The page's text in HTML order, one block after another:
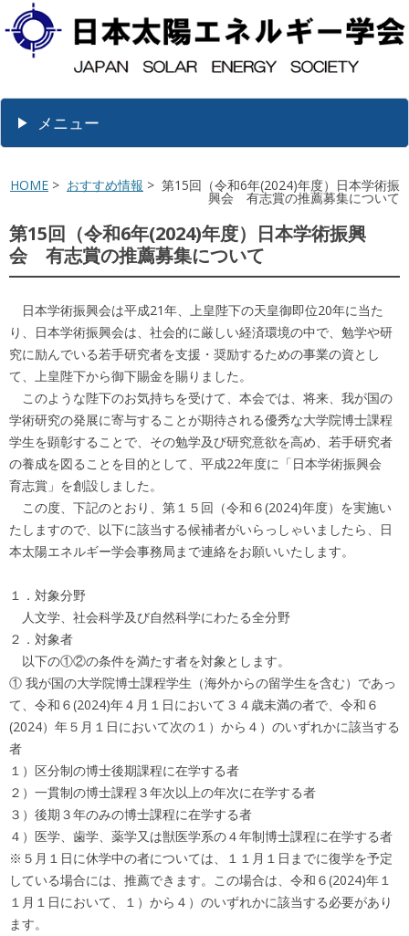
メニュー
HOME > おすすめ情報 > 第15回（令和6年(2024)年度）日本学術振
興会 有志賞の推薦募集について
第15回（令和6年(2024)年度）日本学術振興
会 有志賞の推薦募集について
日本学術振興会は平成21年、上皇陛下の天皇御即位20年に当た
り、日本学術振興会は、社会的に厳しい経済環境の中で、勉学や研
究に励んでいる若手研究者を支援・奨励するための事業の資とし
て、上皇陛下から御下賜金を賜りました。
このような陛下のお気持ちを受けて、本会では、将来、我が国の
学術研究の発展に寄与することが期待される優秀な大学院博士課程
学生を顕彰することで、その勉学及び研究意欲を高め、若手研究者
の養成を図ることを目的として、平成22年度に「日本学術振興会
育志賞」を創設しました。
この度、下記のとおり、第１５回（令和６(2024)年度）を実施い
たしますので、以下に該当する候補者がいらっしゃいましたら、日
本太陽エネルギー学会事務局まで連絡をお願いいたします。
１．対象分野
人文学、社会科学及び自然科学にわたる全分野
２．対象者
以下の①②の条件を満たす者を対象とします。
① 我が国の大学院博士課程学生（海外からの留学生を含む）であっ
て、令和６(2024)年４月１日において３４歳未満の者で、令和６
(2024）年５月１日において次の１）から４）のいずれかに該当する
者
１）区分制の博士後期課程に在学する者
２）一貫制の博士課程３年次以上の年次に在学する者
３）後期３年のみの博士課程に在学する者
４）医学、歯学、薬学又は獣医学系の４年制博士課程に在学する者
※５月１日に休学中の者については、１１月１日までに復学を予定
している場合には、推薦できます。この場合は、令和６(2024)年１
１月１日において、１）から４）のいずれかに該当する必要があり
ます。